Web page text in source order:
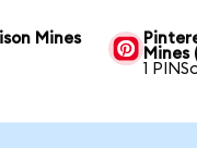
Mines
Mines
1